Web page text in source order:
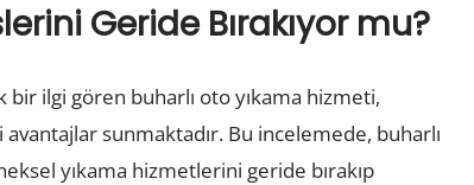
Geride Bırakıyor mu?
ilgi gören buharlı oto yıkama hizmeti,
sunmaktadır. Bu incelemede, buharlı
yıkama hizmetlerini geride bırakıp